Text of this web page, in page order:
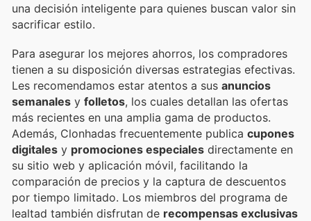
una decisión inteligente para quienes buscan valor sin
sacrificar estilo.
Para asegurar los mejores ahorros, los compradores
tienen a su disposición diversas estrategias efectivas.
Les recomendamos estar atentos a sus anuncios
semanales y folletos, los cuales detallan las ofertas
más recientes en una amplia gama de productos.
Además, Clonhadas frecuentemente publica cupones
digitales y promociones especiales directamente en
su sitio web y aplicación móvil, facilitando la
comparación de precios y la captura de descuentos
por tiempo limitado. Los miembros del programa de
lealtad también disfrutan de recompensas exclusivas